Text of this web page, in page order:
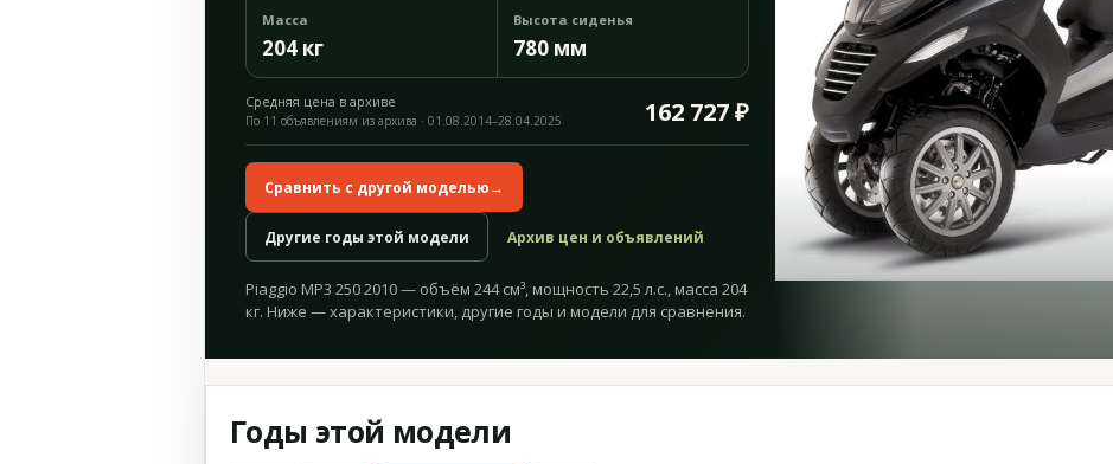
Масса
204 кг
Высота сиденья
780 мм
Средняя цена в архиве 162 727 ₽
По 11 объявлениям из архива · 01.08.2014–28.04.2025
Сравнить с другой моделью→
Другие годы этой модели Архив цен и объявлений
Piaggio MP3 250 2010 — объём 244 см³, мощность 22,5 л.с., масса 204
кг. Ниже — характеристики, другие годы и модели для сравнения.
Годы этой модели